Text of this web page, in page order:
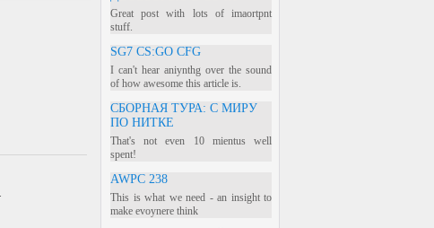
Great post with lots of imaortpnt
stuff.
SG7 CS:GO CFG
I can't hear aniynthg over the sound
of how awesome this article is.
СБОРНАЯ ТУРА: С МИРУ
ПО НИТКЕ
That's not even 10 mientus well
spent!
AWPC 238
This is what we need - an insight to
make evoynere think